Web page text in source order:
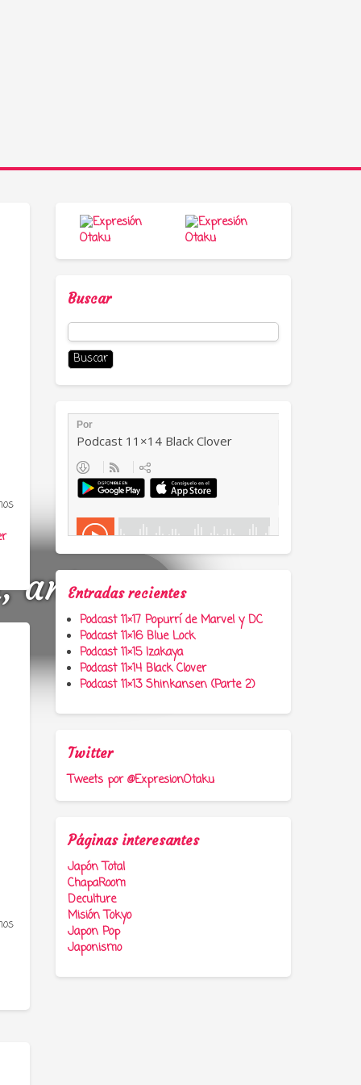
anime y
Buscar
Buscar:
Entradas recientes
Podcast 11×17 Popurrí de Marvel y DC
Podcast 11×16 Blue Lock
Podcast 11×15 Izakaya
Podcast 11×14 Black Clover
Podcast 11×13 Shinkansen (Parte 2)
Twitter
Tweets por @ExpresionOtaku
Páginas interesantes
Japón Total
ChapaRoom
Deculture
Misión Tokyo
Japon Pop
Japonismo